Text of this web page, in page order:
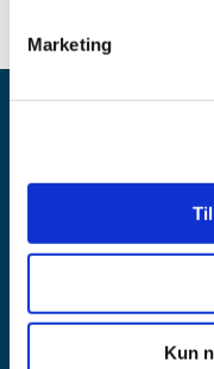
Marketing
Kun
Lægemiddelstyrelsen
2300 København S
dkma@dkma.dk